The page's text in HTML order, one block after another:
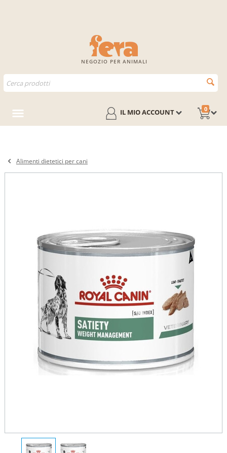
NEGOZIO PER ANIMALI
0
IL MIO ACCOUNT
Alimenti dietetici per cani